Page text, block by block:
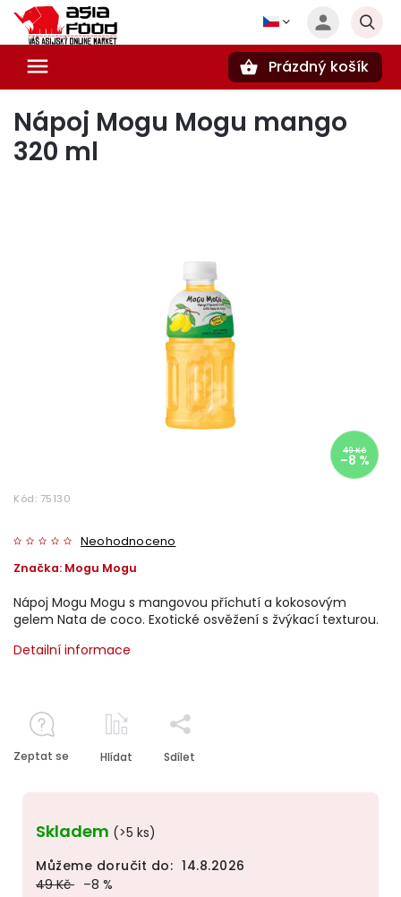
Prázdný košík
Nápoj Mogu Mogu mango
320 ml
49 Kč
–8 %
Kód: 75130
Neohodnoceno
Značka: Mogu Mogu
49 Kč –8 %
Skladem (>5 ks)
Můžeme doručit do: 14.8.2026
Nápoj Mogu Mogu s mangovou příchutí a kokosovým
gelem Nata de coco. Exotické osvěžení s žvýkací texturou.
Detailní informace
Zeptat se Hlídat Sdílet